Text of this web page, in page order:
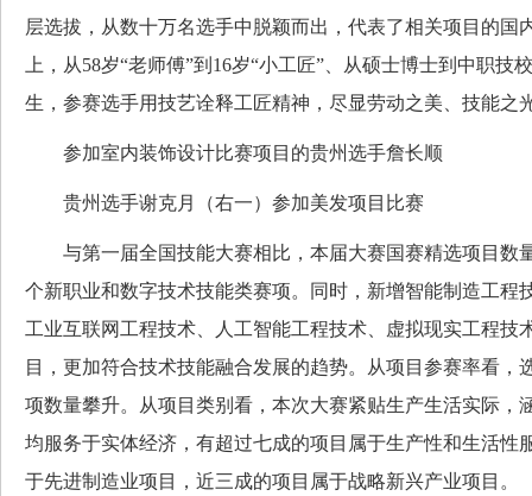
层选拔，从数十万名选手中脱颖而出，代表了相关项目的国
上，从58岁“老师傅”到16岁“小工匠”、从硕士博士到中职技
生，参赛选手用技艺诠释工匠精神，尽显劳动之美、技能之
参加室内装饰设计比赛项目的贵州选手詹长顺
贵州选手谢克月（右一）参加美发项目比赛
与第一届全国技能大赛相比，本届大赛国赛精选项目数
个新职业和数字技术技能类赛项。同时，新增智能制造工程
工业互联网工程技术、人工智能工程技术、虚拟现实工程技
目，更加符合技术技能融合发展的趋势。从项目参赛率看，
项数量攀升。从项目类别看，本次大赛紧贴生产生活实际，
均服务于实体经济，有超过七成的项目属于生产性和生活性
于先进制造业项目，近三成的项目属于战略新兴产业项目。